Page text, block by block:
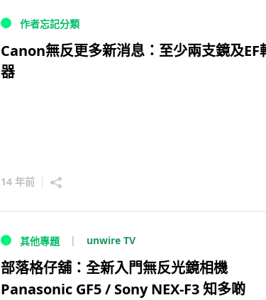
作者忘記分類
Canon無反更多新消息：至少兩支鏡及EF
器
14 年前
其他專題 unwire TV
部落格仔舖：全新入門無反光鏡相機
Panasonic GF5 / Sony NEX-F3 知多啲